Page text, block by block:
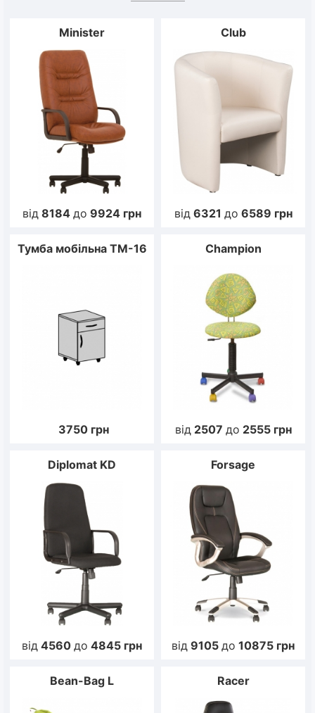
Minister
від 8184 до 9924 грн
Club
від 6321 до 6589 грн
Тумба мобільна ТМ-16
3750 грн
Champion
від 2507 до 2555 грн
Diplomat KD
від 4560 до 4845 грн
Forsage
від 9105 до 10875 грн
Bean-Bag L Racer